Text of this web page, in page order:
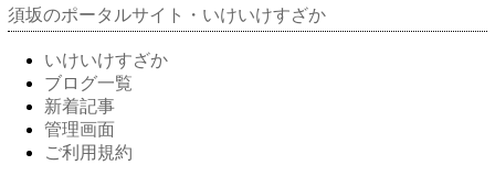
須坂のポータルサイト・いけいけすざか
いけいけすざか
ブログ一覧
新着記事
管理画面
ご利用規約